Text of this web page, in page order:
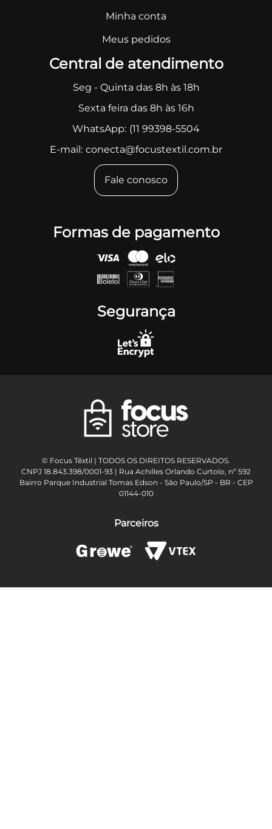
Minha conta
Meus pedidos
Central de atendimento
Seg - Quinta das 8h às 18h
Sexta feira das 8h às 16h
WhatsApp: (11 99398-5504
E-mail: conecta@focustextil.com.br
Fale conosco
Formas de pagamento
Segurança
© Focus Têxtil | TODOS OS DIREITOS RESERVADOS.
CNPJ 18.843.398/0001-93 | Rua Achilles Orlando Curtolo, nº 592
Bairro Parque Industrial Tomas Edson - São Paulo/SP - BR - CEP
01144-010
Parceiros